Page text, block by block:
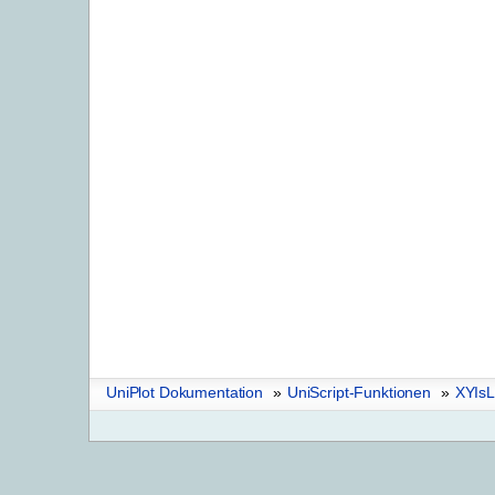
UniPlot Dokumentation » UniScript-Funktionen »